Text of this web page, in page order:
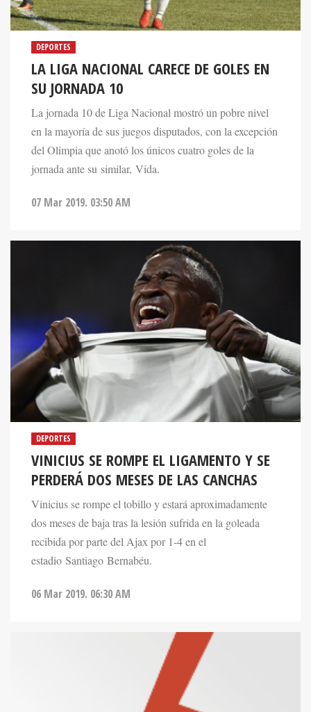
DEPORTES
LA LIGA NACIONAL CARECE DE GOLES EN
SU JORNADA 10
La jornada 10 de Liga Nacional mostró un pobre nivel
en la mayoría de sus juegos disputados, con la excepción
del Olimpia que anotó los únicos cuatro goles de la
jornada ante su similar, Vida.
07 Mar 2019. 03:50 AM
DEPORTES
VINICIUS SE ROMPE EL LIGAMENTO Y SE
PERDERÁ DOS MESES DE LAS CANCHAS
Vinicius se rompe el tobillo y estará aproximadamente
dos meses de baja tras la lesión sufrida en la goleada
recibida por parte del Ajax por 1-4 en el
estadio Santiago Bernabéu.
06 Mar 2019. 06:30 AM